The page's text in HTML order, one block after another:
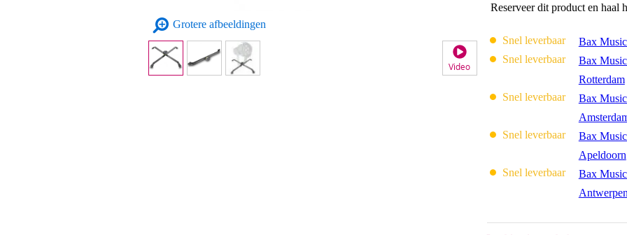
Grotere afbeeldingen
Video
Reserveer dit product en haal
Snel leverbaar Bax
Snel leverbaar
Bax
Rotterdam
Snel leverbaar
Bax
Snel leverbaar
Bax
Apeldoorn
Snel leverbaar
Bax
Antwerpen